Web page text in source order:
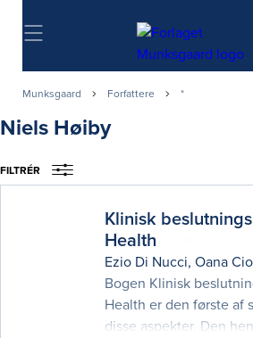
Søg
Munksgaard Forfattere *
Niels Høiby
FILTRÉR
Klinisk
Health
Ezio Di Nucci, Oana
Bogen Klinisk
Health er den første af
disse aspekter. Den